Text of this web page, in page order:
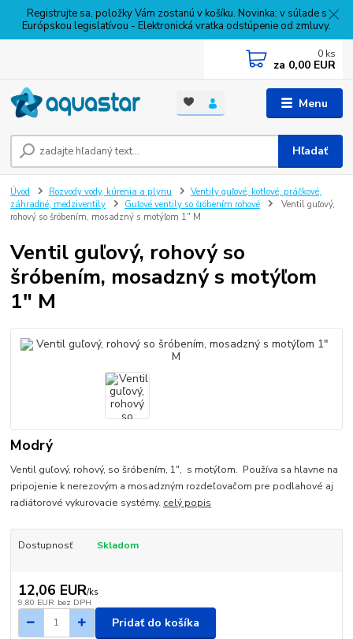
Registrujte sa, položky Vám zostanú v košíku. Novinka: v súlade s
Európskou legislatívou - Elektronická vratka odstúpenie od zmluvy.
Menu
Hľadať
0 ks
za 0,00 EUR
Úvod Rozvody vody, kúrenia a plynu
Ventily guľové, kotlové, práčkové,
záhradné, medziventily
Guľové ventily so šróbením rohové
Ventil guľový,
rohový so šróbením, mosadzný s motýľom 1" M
Ventil guľový, rohový so
šróbením, mosadzný s motýľom
1" M
Modrý
Ventil guľový, rohový, so šróbením, 1", s motýľom. Používa sa hlavne na
pripojenie k nerezovým a mosadzným rozdeľovačom pre podlahové aj
radiátorové vykurovacie systémy. celý popis
Dostupnosť Skladom
12,06 EUR/ks
9,80 EUR bez DPH
Pridať do košíka